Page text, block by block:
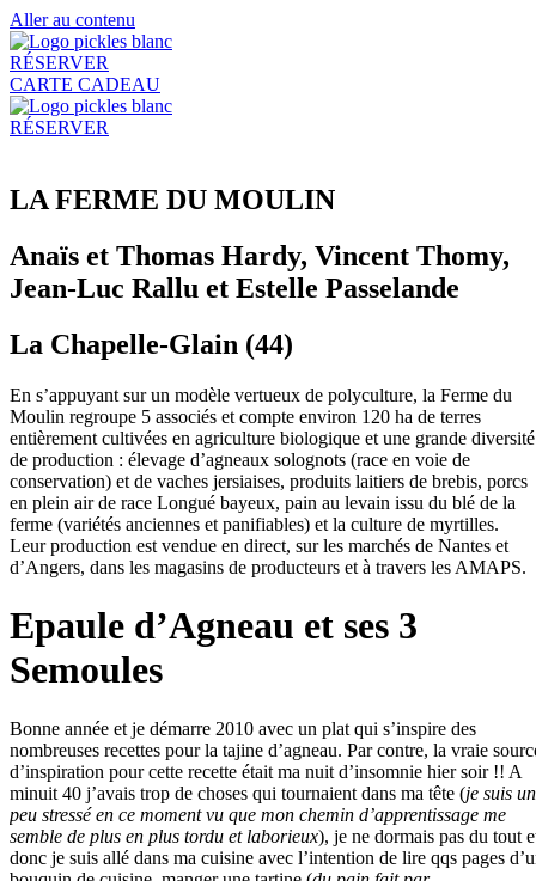
Aller au contenu
RÉSERVER
CARTE CADEAU
RÉSERVER
LA FERME DU MOULIN
Anaïs et Thomas Hardy, Vincent Thomy,
Jean-Luc Rallu et Estelle Passelande​​
La Chapelle-Glain (44)​​
En s’appuyant sur un modèle vertueux de polyculture, la Ferme du
Moulin regroupe 5 associés et compte environ 120 ha de terres
entièrement cultivées en agriculture biologique et une grande diversité
de production : élevage d’agneaux solognots (race en voie de
conservation) et de vaches jersiaises, produits laitiers de brebis, porcs
en plein air de race Longué bayeux, pain au levain issu du blé de la
ferme (variétés anciennes et panifiables) et la culture de myrtilles.
Leur production est vendue en direct, sur les marchés de Nantes et
d’Angers, dans les magasins de producteurs et à travers les AMAPS.
Epaule d’Agneau et ses 3
Semoules
Bonne année et je démarre 2010 avec un plat qui s’inspire des
nombreuses recettes pour la tajine d’agneau. Par contre, la vraie
d’inspiration pour cette recette était ma nuit d’insomnie hier soir !! A
minuit 40 j’avais trop de choses qui tournaient dans ma tête (je suis un
peu stressé en ce moment vu que mon chemin d’apprentissage me
semble de plus en plus tordu et laborieux), je ne dormais pas du tout
donc je suis allé dans ma cuisine avec l’intention de lire qqs pages